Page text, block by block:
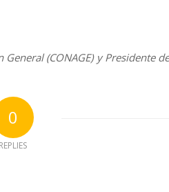
(CONAGE) y Presidente
0
REPLIES